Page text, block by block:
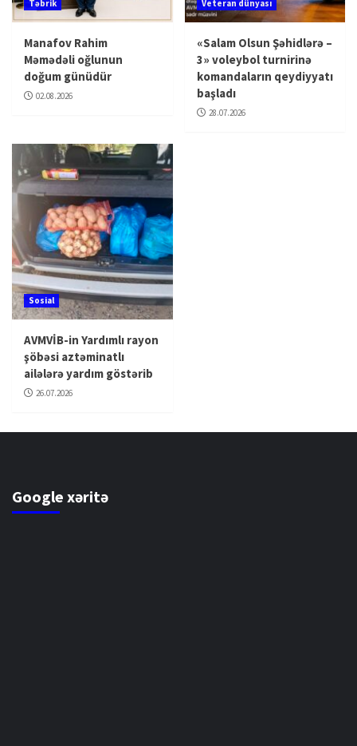
Təbrik
Manafov Rahim
Məmədəli oğlunun
doğum günüdür
02.08.2026
Veteran dünyası
«Salam Olsun Şəhidlərə –
3» voleybol turnirinə
komandaların qeydiyyatı
başladı
28.07.2026
Sosial
AVMVİB-in Yardımlı rayon
şöbəsi aztəminatlı
ailələrə yardım göstərib
26.07.2026
Google xəritə